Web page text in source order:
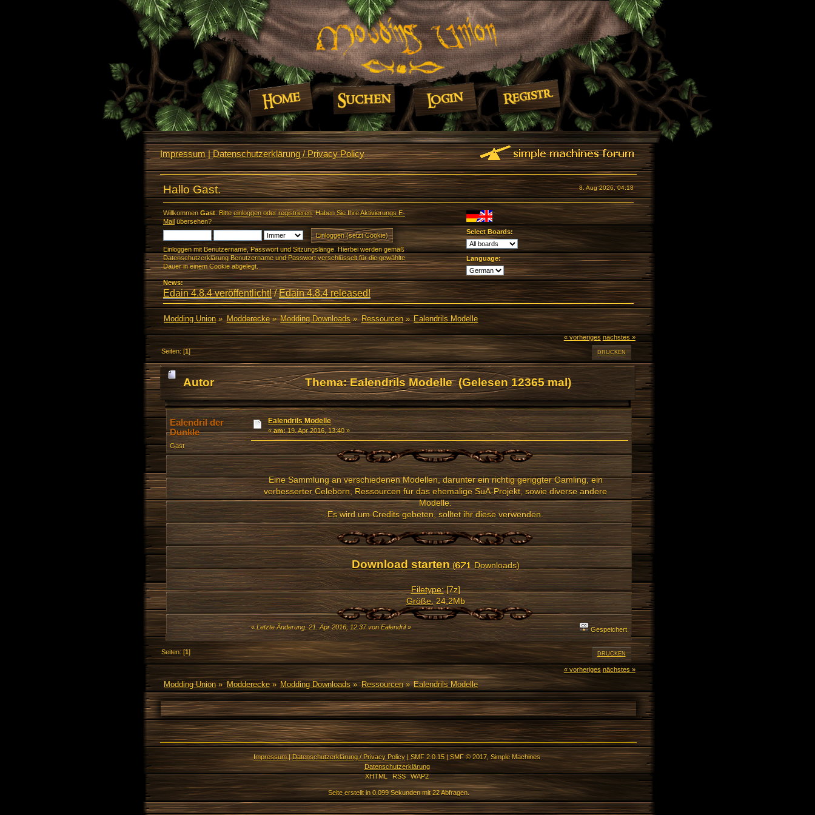
Impressum|Datenschutzerklärung / Privacy Policy
8. Aug 2026, 04:18
Hallo Gast.
Willkommen Gast. Bitte einloggenoderregistrieren. Haben Sie IhreAktivierungs E-
Mailübersehen?
Einloggen mit Benutzername, Passwort und Sitzungslänge. Hierbei werden gemäß
Datenschutzerklärung Benutzername und Passwort verschlüsselt für die gewählte
Dauer in einem Cookie abgelegt.
Select Boards:
Language:
News:
Edain 4.8.4 veröffentlicht!/Edain 4.8.4 released!
Modding Union» Modderecke» Modding Downloads» Ressourcen» Ealendrils Modelle
« vorheriges nächstes »
DRUCKEN
Seiten: [1]
Autor Thema: Ealendrils Modelle (Gelesen 12365 mal)
Ealendril der
Dunkle
Gast
Ealendrils Modelle
«am:19. Apr 2016, 13:40 »
Eine Sammlung an verschiedenen Modellen, darunter ein richtig geriggter Gamling, ein
verbesserter Celeborn, Ressourcen für das ehemalige SuA-Projekt, sowie diverse andere
Modelle.
Es wird um Credits gebeten, solltet ihr diese verwenden.
Download starten( Downloads)
Filetype:[7z]
Größe:24,2Mb
«Letzte Änderung: 21. Apr 2016, 12:37 von Ealendril» Gespeichert
DRUCKEN
Seiten: [1]
« vorheriges nächstes »
Modding Union» Modderecke» Modding Downloads» Ressourcen» Ealendrils Modelle
Impressum|Datenschutzerklärung / Privacy Policy| SMF 2.0.15 |SMF © 2017 Simple Machines
Datenschutzerklärung
XHTML
RSS WAP2
Seite erstellt in 0.099 Sekunden mit 22 Abfragen.